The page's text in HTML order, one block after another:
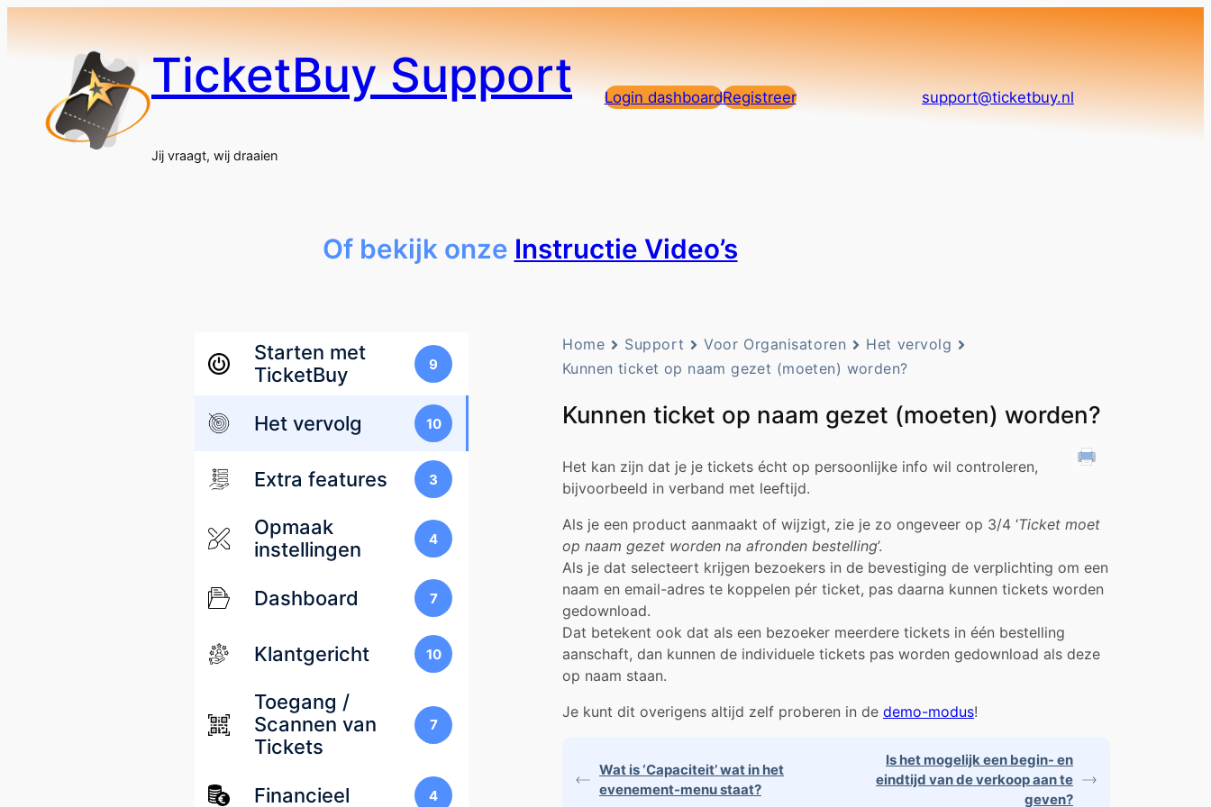
TicketBuy Support
Jij vraagt, wij draaien
Login dashboardRegistreer support@ticketbuy.nl
Of bekijk onze Instructie Video’s
Starten met
TicketBuy
9
Het vervolg 10
Extra features 3
Opmaak
instellingen
4
Dashboard 7
Klantgericht 10
Toegang /
Scannen van
Tickets
7
Financieel 4
Home Support Voor Organisatoren
Het vervolg
Kunnen ticket op naam gezet (moeten) worden?
Kunnen ticket op naam gezet (moeten) worden?
Het kan zijn dat je je tickets écht op persoonlijke info wil controleren,
bijvoorbeeld in verband met leeftijd.
Als je een product aanmaakt of wijzigt, zie je zo ongeveer op 3/4 ‘Ticket moet
op naam gezet worden na afronden bestelling’.
Als je dat selecteert krijgen bezoekers in de bevestiging de verplichting om een
naam en email-adres te koppelen pér ticket, pas daarna kunnen tickets worden
gedownload.
Dat betekent ook dat als een bezoeker meerdere tickets in één bestelling
aanschaft, dan kunnen de individuele tickets pas worden gedownload als deze
op naam staan.
Je kunt dit overigens altijd zelf proberen in de demo-modus!
Wat is ‘Capaciteit’ wat in het
evenement-menu staat?
Is het mogelijk een begin- en
eindtijd van de verkoop aan te
geven?